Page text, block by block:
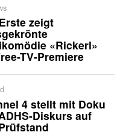
zeigt
«Rickerl»
TV-Premiere
4 stellt mit Doku
Diskurs auf